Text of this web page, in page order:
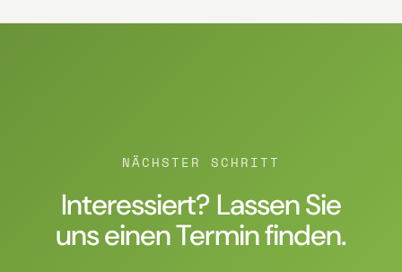
NÄCHSTER SCHRITT
Interessiert? Lassen Sie
uns einen Termin finden.